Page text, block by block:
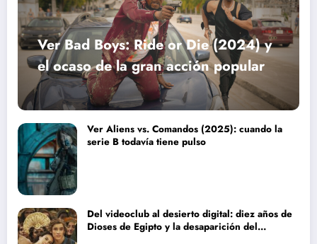
Ver Bad Boys: Ride or Die (2024) y
el ocaso de la gran acción popular
Ver Aliens vs. Comandos (2025): cuando la
serie B todavía tiene pulso
Del videoclub al desierto digital: diez años de
Dioses de Egipto y la desaparición del